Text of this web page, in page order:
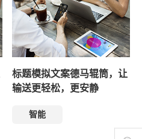
标题模拟文案德马辊筒，让
输送更轻松，更安静
智能